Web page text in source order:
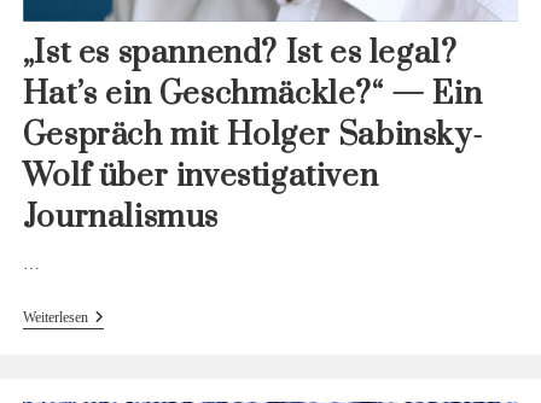
„Ist es spannend? Ist es legal?
Hat’s ein Geschmäckle?“ — Ein
Gespräch mit Holger Sabinsky-
Wolf über investigativen
Journalismus
…
Weiterlesen„Ist